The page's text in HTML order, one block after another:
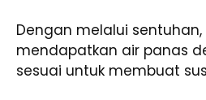
Dengan melalui
mendapatkan air panas
sesuai untuk membuat